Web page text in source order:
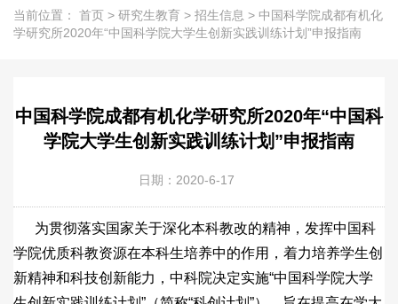
当前位置： 首页 > 研究生教育 > 招生信息 > 中国科学院成都有机化
学研究所2020年“中国科学院大学生创新实践训练计划”申报指南
中国科学院成都有机化学研究所2020年“中国科
学院大学生创新实践训练计划”申报指南
日期：2020-6-17
为贯彻落实国家关于深化本科教改的精神，发挥中国科
学院优质科教资源在本科生培养中的作用，着力培养学生创
新精神和科技创新能力，中科院决定实施“中国科学院大学